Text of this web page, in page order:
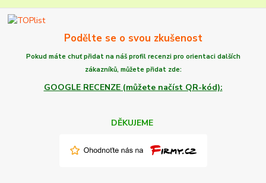
Podělte se o svou zkušenost
Pokud máte chuťpřidat na náš profil recenzi pro orientaci dalších
zákazníků, můžete přidat zde:
GOOGLE RECENZE (můžete načíst QR-kód):
DĚKUJEME